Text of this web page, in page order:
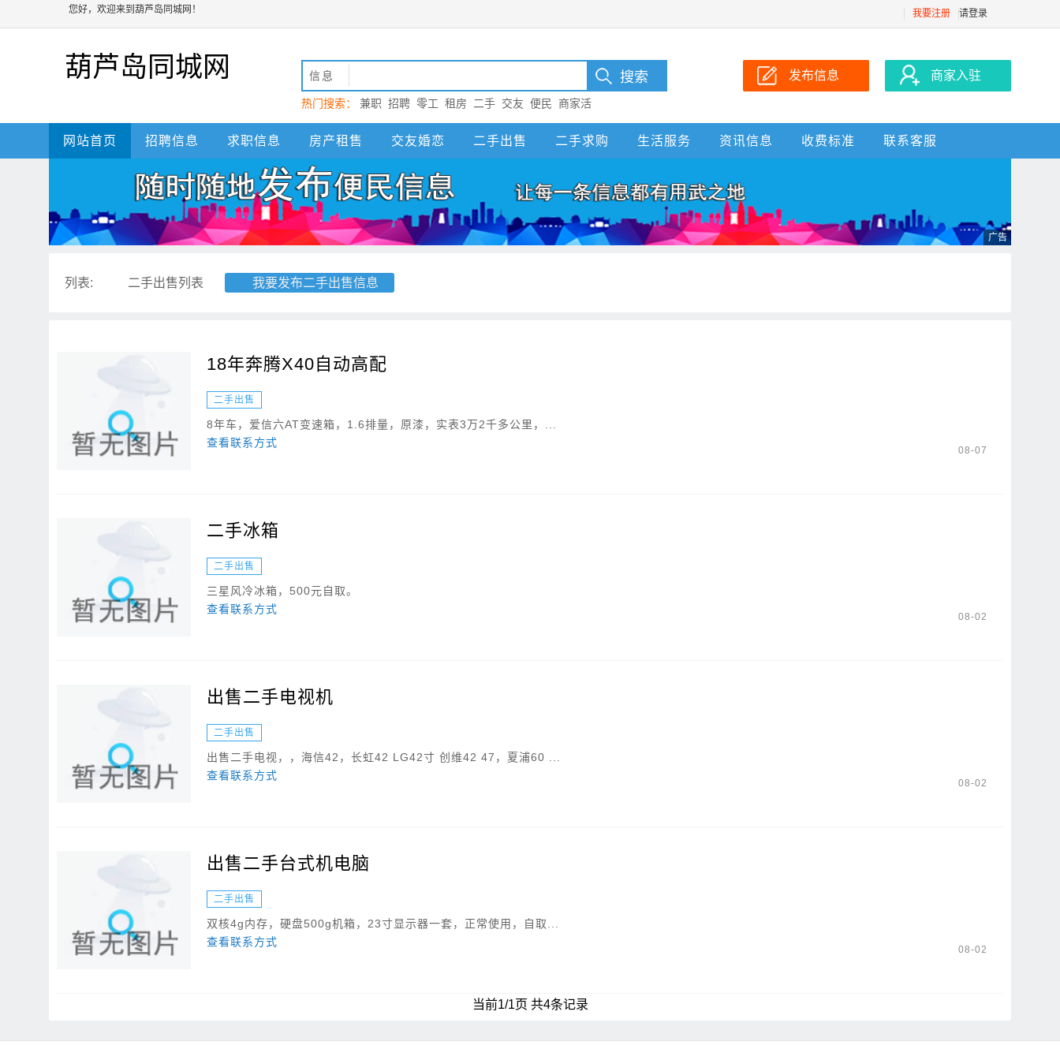
您好，欢迎来到葫芦岛同城网！ 我要注册 请登录
葫芦岛同城网 信息
热门搜索： 兼职 招聘 零工 租房 二手 交友 便民
商家活
动 葫芦岛
发布信息 商家入驻
网站首页 招聘信息 求职信息 房产租售 交友婚恋 二手出售 二手求购 生活服务 资讯信息 收费标准 联系客服
列表: 二手出售列表 我要发布二手出售信息
08-07
18年奔腾X40自动高配
二手出售
8年车，爱信六AT变速箱，1.6排量，原漆，实表3万2千多公里，...
查看联系方式
08-02
二手冰箱
二手出售
三星风冷冰箱，500元自取。
查看联系方式
08-02
出售二手电视机
二手出售
出售二手电视，，海信42，长虹42 LG42寸 创维42 47，夏浦60 ...
查看联系方式
08-02
出售二手台式机电脑
二手出售
双核4g内存，硬盘500g机箱，23寸显示器一套，正常使用，自取...
查看联系方式
当前1/1页 共4条记录